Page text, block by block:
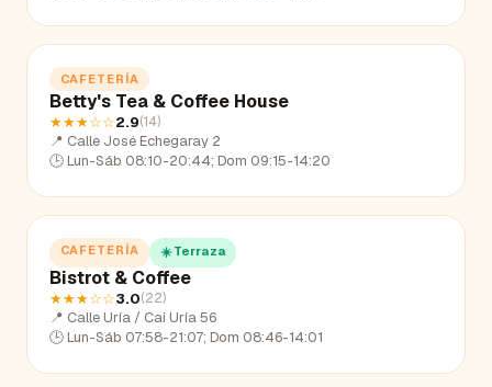
CAFETERÍA
Betty's Tea & Coffee House
★★★☆☆2.9(14)
📍 Calle José Echegaray 2
🕒 Lun-Sáb 08:10-20:44; Dom 09:15-14:20
CAFETERÍA ☀️ Terraza
Bistrot & Coffee
★★★☆☆3.0(22)
📍 Calle Uría / Cai Uría 56
🕒 Lun-Sáb 07:58-21:07; Dom 08:46-14:01